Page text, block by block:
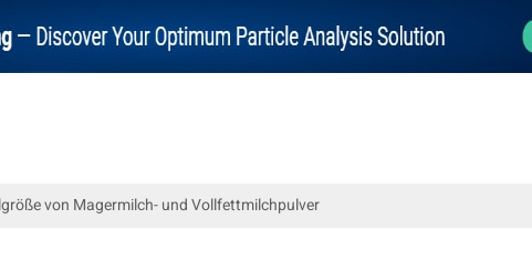
von Magermilch- und Vollfettmilchpulver